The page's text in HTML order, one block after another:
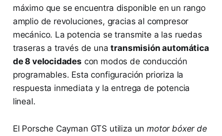
máximo que se encuentra disponible en un rango
amplio de revoluciones, gracias al compresor
mecánico. La potencia se transmite a las ruedas
traseras a través de unatransmisión automática
de 8 velocidades con modos de conducción
programables. Esta configuración prioriza la
respuesta inmediata y la entrega de potencia
lineal.
El Porsche Cayman GTS utiliza unmotor bóxer de